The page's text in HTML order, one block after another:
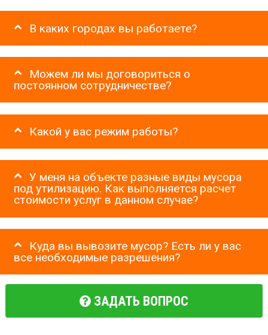
В каких городах вы работаете?
Можем ли мы договориться о
постоянном сотрудничестве?
Какой у вас режим работы?
У меня на объекте разные виды мусора
под утилизацию. Как выполняется расчет
стоимости услуг в данном случае?
Куда вы вывозите мусор? Есть ли у вас
все необходимые разрешения?
ЗАДАТЬ ВОПРОС